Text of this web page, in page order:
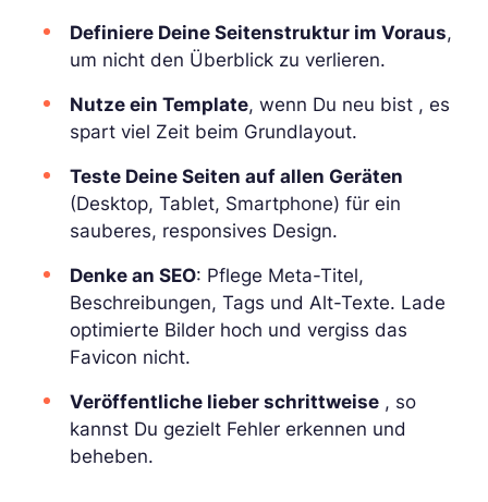
Definiere Deine Seitenstruktur im Voraus,
um nicht den Überblick zu verlieren.
Nutze ein Template, wenn Du neu bist , es
spart viel Zeit beim Grundlayout.
Teste Deine Seiten auf allen Geräten
(Desktop, Tablet, Smartphone) für ein
sauberes, responsives Design.
Denke an SEO: Pflege Meta-Titel,
Beschreibungen, Tags und Alt-Texte. Lade
optimierte Bilder hoch und vergiss das
Favicon nicht.
Veröffentliche lieber schrittweise , so
kannst Du gezielt Fehler erkennen und
beheben.